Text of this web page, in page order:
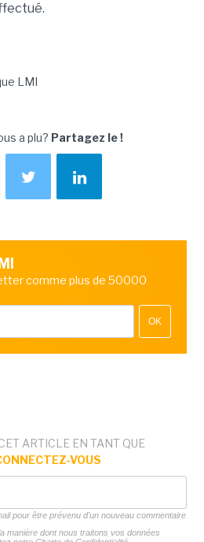
LMI
a plu? Partagez le !
comme plus de 50000
OK
ARTICLE EN TANT QUE
VOUS
pour être prévenu d'un nouveau commentaire
manière dont nous traitons vos données